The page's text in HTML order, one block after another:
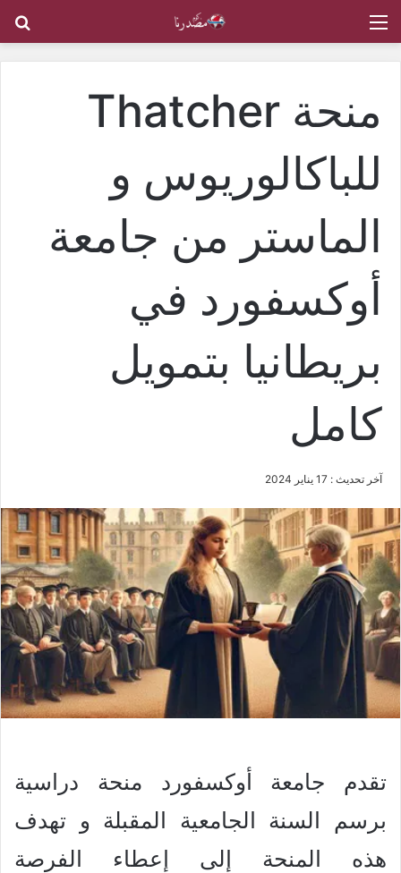
القائمة
منحة Thatcher
للباكالوريوس و
الماستر من جامعة
أوكسفورد في
بريطانيا بتمويل
كامل
آخر تحديث : 17 يناير 2024
تقدم جامعة أوكسفورد منحة دراسية
برسم السنة الجامعية المقبلة و تهدف
هذه المنحة إلى إعطاء الفرصة